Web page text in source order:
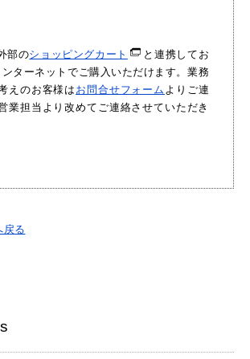
部のショッピングカート
と連携してお
ンターネットでご購入いただけます。業務
えのお客様はお問合せフォーム よりご連
業担当より改めてご連絡させていただき
戻る